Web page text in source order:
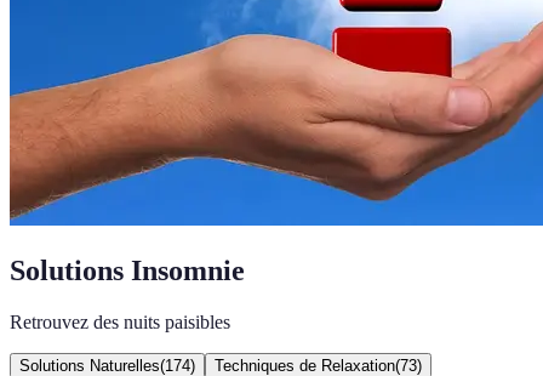
Solutions Insomnie
Retrouvez des nuits paisibles
Solutions Naturelles(174) Techniques de Relaxation(73)